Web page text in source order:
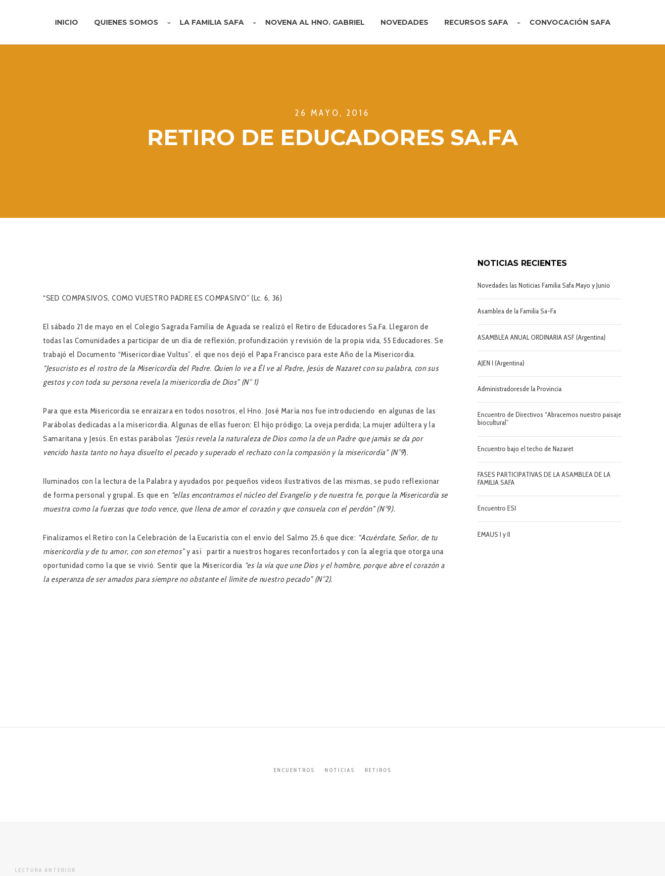
INICIO QUIENES SOMOS LA FAMILIA SAFA NOVENA AL HNO. GABRIEL NOVEDADES RECURSOS SAFA CONVOCACIÓN SAFA
26 MAYO, 2016
RETIRO DE EDUCADORES SA.FA
“SED COMPASIVOS, COMO VUESTRO PADRE ES COMPASIVO” (Lc. 6, 36)
El sábado 21 de mayo en el Colegio Sagrada Familia de Aguada se realizó el Retiro de Educadores Sa.Fa. Llegaron de
todas las Comunidades a participar de un día de reflexión, profundización y revisión de la propia vida, 55 Educadores. Se
trabajó el Documento “Misericordiae Vultus”, el que nos dejó el Papa Francisco para este Año de la Misericordia.
“Jesucristo es el rostro de la Misericordia del Padre. Quien lo ve a Él ve al Padre, Jesús de Nazaret con su palabra, con sus
gestos y con toda su persona revela la misericordia de Dios” (N° 1)
Para que esta Misericordia se enraizara en todos nosotros, el Hno. José María nos fue introduciendo en algunas de las
Parábolas dedicadas a la misericordia. Algunas de ellas fueron: El hijo pródigo; La oveja perdida; La mujer adúltera y la
Samaritana y Jesús. En estas parábolas “Jesús revela la naturaleza de Dios como la de un Padre que jamás se da por
vencido hasta tanto no haya disuelto el pecado y superado el rechazo con la compasión y la misericordia” (N°9).
Iluminados con la lectura de la Palabra y ayudados por pequeños videos ilustrativos de las mismas, se pudo reflexionar
de forma personal y grupal. Es que en “ellas encontramos el núcleo del Evangelio y de nuestra fe, porque la Misericordia se
muestra como la fuerzas que todo vence, que llena de amor el corazón y que consuela con el perdón” (N°9).
Finalizamos el Retiro con la Celebración de la Eucaristía con el envío del Salmo 25,6 que dice: “Acuérdate, Señor, de tu
misericordia y de tu amor, con son eternos”y así partir a nuestros hogares reconfortados y con la alegría que otorga una
oportunidad como la que se vivió. Sentir que la Misericordia “es la vía que une Dios y el hombre, porque abre el corazón a
la esperanza de ser amados para siempre no obstante el límite de nuestro pecado” (N°2).
NOTICIAS RECIENTES
Novedades las Noticias Familia Safa Mayo y Junio
Asamblea de la Familia Sa-Fa
ASAMBLEA ANUAL ORDINARIA ASF (Argentina)
AJEN I (Argentina)
Administradoresde la Provincia
Encuentro de Directivos “Abracemos nuestro paisaje
biocultural”
Encuentro bajo el techo de Nazaret
FASES PARTICIPATIVAS DE LA ASAMBLEA DE LA
FAMILIA SAFA
Encuentro ESI
EMAUS I y II
ENCUENTROS NOTICIAS RETIROS
LECTURA ANTERIOR